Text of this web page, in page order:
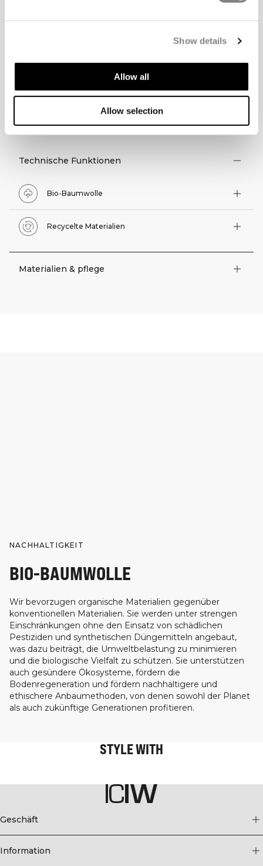
Show details
Allow all
Allow selection
TECHNISCHE ASPEKTE
Technische Funktionen
Bio-Baumwolle
Recycelte Materialien
Materialien & pflege
NACHHALTIGKEIT
BIO-BAUMWOLLE
Wir bevorzugen organische Materialien gegenüber
konventionellen Materialien. Sie werden unter strengen
Einschränkungen ohne den Einsatz von schädlichen
Pestiziden und synthetischen Düngemitteln angebaut,
was dazu beiträgt, die Umweltbelastung zu minimieren
und die biologische Vielfalt zu schützen. Sie unterstützen
auch gesündere Ökosysteme, fördern die
Bodenregeneration und fördern nachhaltigere und
ethischere Anbaumethoden, von denen sowohl der Planet
als auch zukünftige Generationen profitieren.
STYLE WITH
Geschäft
Information